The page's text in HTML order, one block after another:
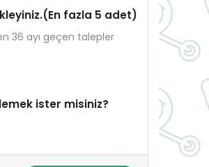
fazla 5 adet)
36 ayı geçen talepler
ister misiniz?